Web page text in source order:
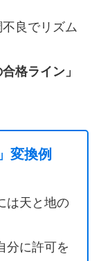
良でリズム
格ライン」
変換例
は天と地の
分に許可を